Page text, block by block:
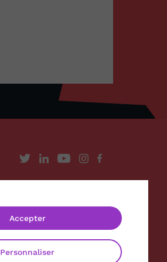
Politique de confidentialité
Personnaliser
Accepter